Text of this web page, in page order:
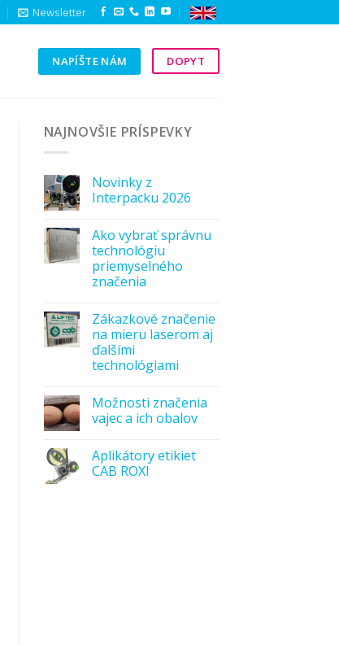
Newsletter
NAPÍŠTE NÁM DOPYT
NAJNOVŠIE PRÍSPEVKY
Novinky z
Interpacku 2026
Ako vybrať správnu
technológiu
priemyselného
značenia
Zákazkové značenie
na mieru laserom aj
ďalšími
technológiami
Možnosti značenia
vajec a ich obalov
Aplikátory etikiet
CAB ROXI